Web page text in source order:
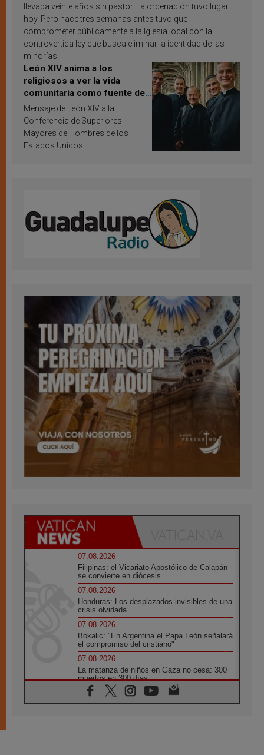
llevaba veinte años sin pastor. La ordenación tuvo lugar
hoy. Pero hace tres semanas antes tuvo que
comprometer públicamente a la Iglesia local con la
controvertida ley que busca eliminar la identidad de las
minorías.
León XIV anima a los
religiosos a ver la vida
comunitaria como fuente de
inspiración y santificación
Mensaje de León XIV a la
Conferencia de Superiores
Mayores de Hombres de los
Estados Unidos
07.08.2026
Filipinas: el Vicariato Apostólico de Calapán
se convierte en diócesis
07.08.2026
Honduras: Los desplazados invisibles de una
crisis olvidada
07.08.2026
Bokalic: "En Argentina el Papa León señalará
el compromiso del cristiano"
07.08.2026
La matanza de niños en Gaza no cesa: 300
muertos en 300 días
07.08.2026
Tagle: La guerra desfigura el mundo, solo la